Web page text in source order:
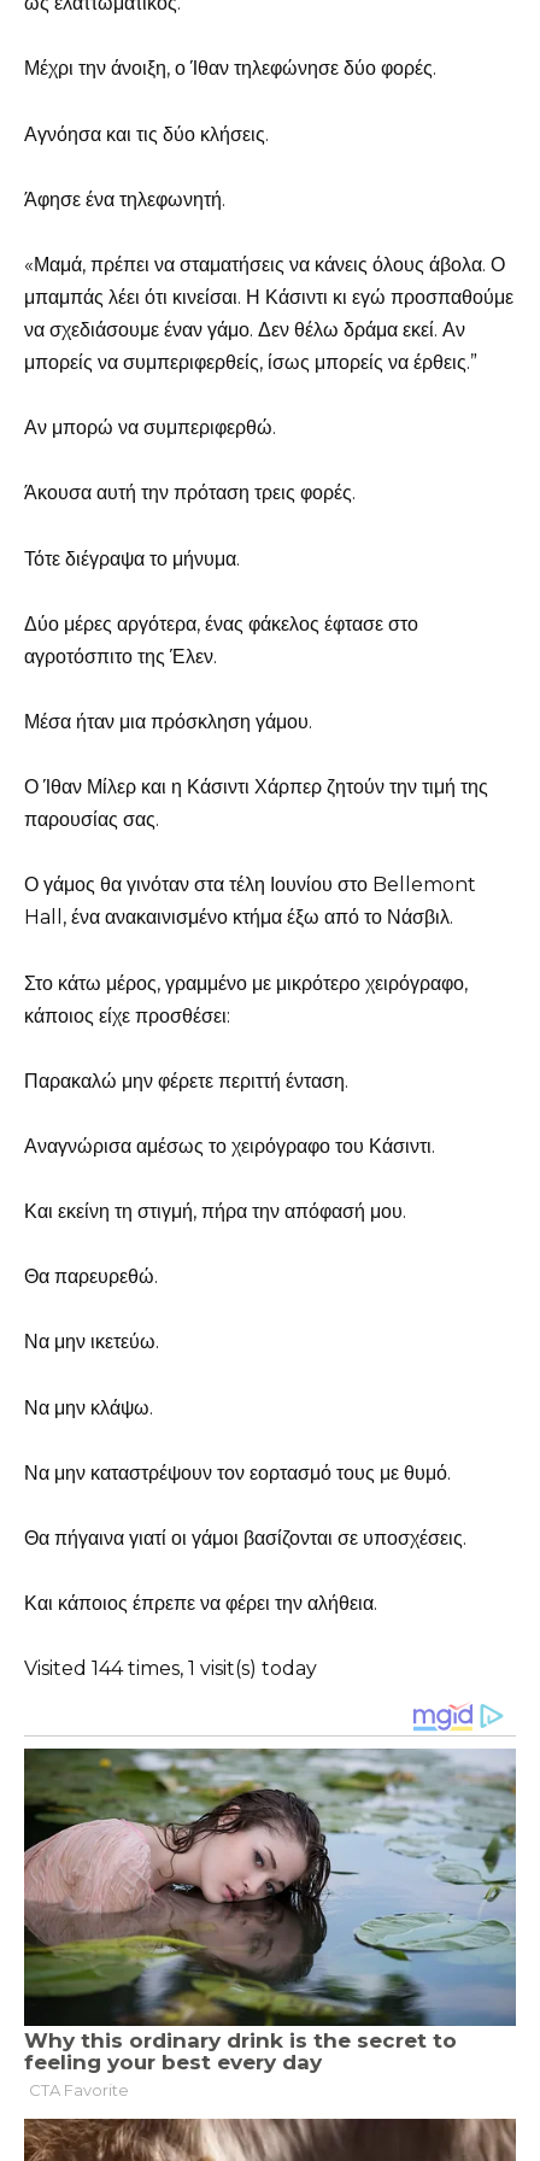
Μέχρι την άνοιξη, ο Ίθαν τηλεφώνησε δύο φορές.
Αγνόησα και τις δύο κλήσεις.
Άφησε ένα τηλεφωνητή.
«Μαμά, πρέπει να σταματήσεις να κάνεις όλους άβολα. Ο
μπαμπάς λέει ότι κινείσαι. Η Κάσιντι κι εγώ προσπαθούμε
να σχεδιάσουμε έναν γάμο. Δεν θέλω δράμα εκεί. Αν
μπορείς να συμπεριφερθείς, ίσως μπορείς να έρθεις.”
Αν μπορώ να συμπεριφερθώ.
Άκουσα αυτή την πρόταση τρεις φορές.
Τότε διέγραψα το μήνυμα.
Δύο μέρες αργότερα, ένας φάκελος έφτασε στο
αγροτόσπιτο της Έλεν.
Μέσα ήταν μια πρόσκληση γάμου.
Ο Ίθαν Μίλερ και η Κάσιντι Χάρπερ ζητούν την τιμή της
παρουσίας σας.
Ο γάμος θα γινόταν στα τέλη Ιουνίου στο Bellemont
Hall, ένα ανακαινισμένο κτήμα έξω από το Νάσβιλ.
Στο κάτω μέρος, γραμμένο με μικρότερο χειρόγραφο,
κάποιος είχε προσθέσει:
Παρακαλώ μην φέρετε περιττή ένταση.
Αναγνώρισα αμέσως το χειρόγραφο του Κάσιντι.
Και εκείνη τη στιγμή, πήρα την απόφασή μου.
Θα παρευρεθώ.
Να μην ικετεύω.
Να μην κλάψω.
Να μην καταστρέψουν τον εορτασμό τους με θυμό.
Θα πήγαινα γιατί οι γάμοι βασίζονται σε υποσχέσεις.
Και κάποιος έπρεπε να φέρει την αλήθεια.
Visited 144 times, 1 visit(s) today